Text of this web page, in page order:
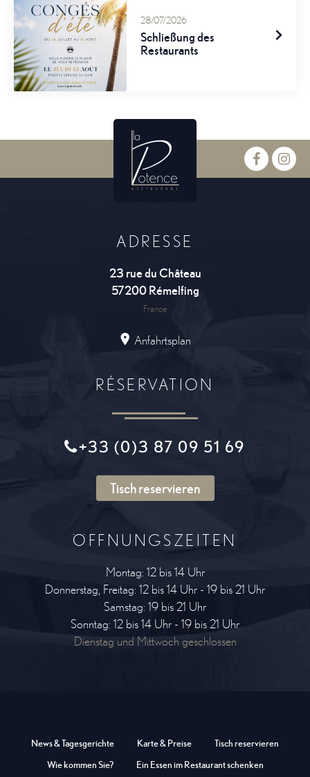
28/07/2026
Schließung des
Restaurants
ADRESSE
23 rue du Château
57200 Rémelfing
France
Anfahrtsplan
RÉSERVATION
+33 (0)3 87 09 51 69
Tisch reservieren
ÖFFNUNGSZEITEN
Montag: 12 bis 14 Uhr
Donnerstag, Freitag: 12 bis 14 Uhr - 19 bis 21 Uhr
Samstag: 19 bis 21 Uhr
Sonntag: 12 bis 14 Uhr - 19 bis 21 Uhr
Dienstag und Mittwoch geschlossen
News & Tagesgerichte Karte & Preise
Tisch reservieren
Wie kommen Sie?
Ein Essen im Restaurant schenken